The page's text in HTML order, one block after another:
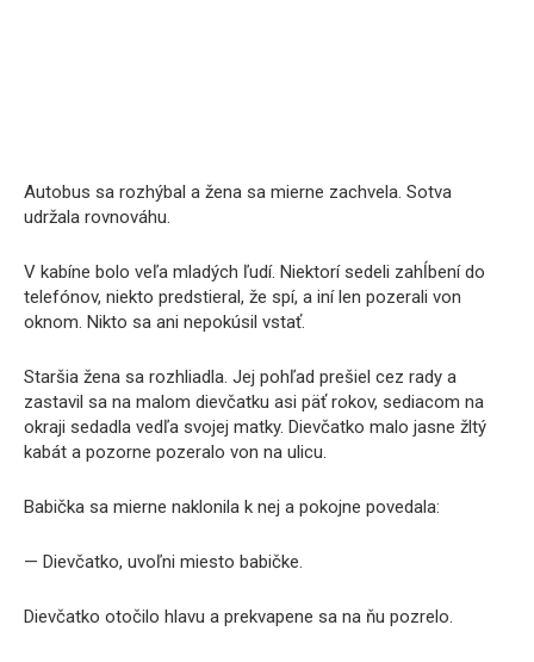
Autobus sa rozhýbal a žena sa mierne zachvela. Sotva
udržala rovnováhu.
V kabíne bolo veľa mladých ľudí. Niektorí sedeli zahĺbení do
telefónov, niekto predstieral, že spí, a iní len pozerali von
oknom. Nikto sa ani nepokúsil vstať.
Staršia žena sa rozhliadla. Jej pohľad prešiel cez rady a
zastavil sa na malom dievčatku asi päť rokov, sediacom na
okraji sedadla vedľa svojej matky. Dievčatko malo jasne žltý
kabát a pozorne pozeralo von na ulicu.
Babička sa mierne naklonila k nej a pokojne povedala:
— Dievčatko, uvoľni miesto babičke.
Dievčatko otočilo hlavu a prekvapene sa na ňu pozrelo.